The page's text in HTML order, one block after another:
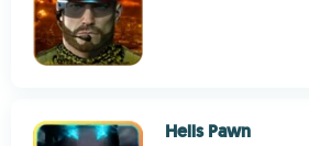
Hells Pawn